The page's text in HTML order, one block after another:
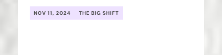
NOV 11, 2024 THE BIG SHIFT